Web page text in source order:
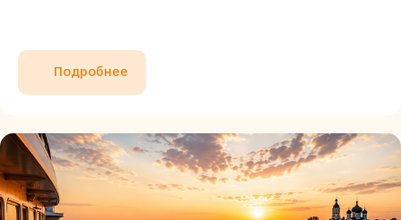
Подробнее